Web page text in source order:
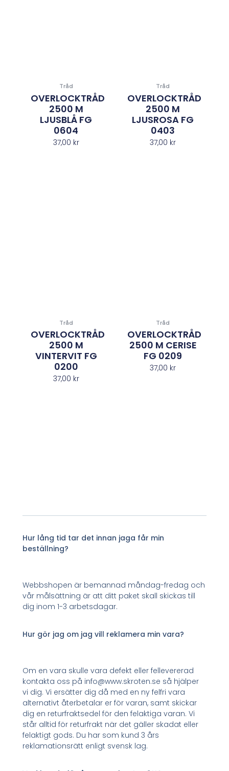
Tråd
OVERLOCKTRÅD
2500 M
LJUSBLÅ FG
0604
37,00 kr
Tråd
OVERLOCKTRÅD
2500 M
LJUSROSA FG
0403
37,00 kr
Tråd
OVERLOCKTRÅD
2500 M
VINTERVIT FG
0200
37,00 kr
Tråd
OVERLOCKTRÅD
2500 M CERISE
FG 0209
37,00 kr
Hur lång tid tar det innan jaga får min
beställning?
Webbshopen är bemannad måndag-fredag och
vår målsättning är att ditt paket skall skickas till
dig inom 1-3 arbetsdagar.
Hur gör jag om jag vill reklamera min vara?
Om en vara skulle vara defekt eller fellevererad
kontakta oss på info@www.skroten.se så hjälper
vi dig. Vi ersätter dig då med en ny felfri vara
alternativt återbetalar er för varan, samt skickar
dig en returfraktsedel för den felaktiga varan. Vi
står alltid för returfrakt när det gäller skadat eller
felaktigt gods. Du har som kund 3 års
reklamationsrätt enligt svensk lag.